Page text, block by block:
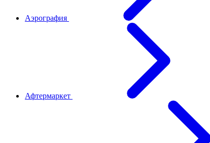
Аэрография
Афтермаркет